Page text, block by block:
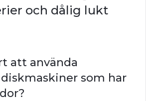
och dålig lukt
att använda
som har